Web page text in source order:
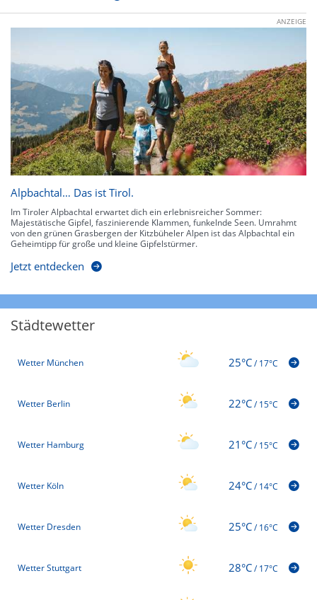
ANZEIGE
Alpbachtal… Das ist Tirol.
Im Tiroler Alpbachtal erwartet dich ein erlebnisreicher Sommer:
Majestätische Gipfel, faszinierende Klammen, funkelnde Seen. Umrahmt
von den grünen Grasbergen der Kitzbüheler Alpen ist das Alpbachtal ein
Geheimtipp für große und kleine Gipfelstürmer.
Jetzt entdecken
Städtewetter
Wetter München 25°C/17°C
Wetter Berlin 22°C/15°C
Wetter Hamburg 21°C/15°C
Wetter Köln 24°C/14°C
Wetter Dresden 25°C/16°C
Wetter Stuttgart 28°C/17°C